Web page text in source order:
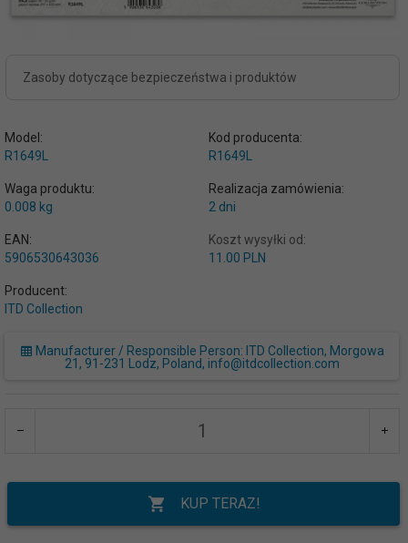
Zasoby dotyczące bezpieczeństwa i produktów
Model:
R1649L
Kod producenta:
R1649L
Waga produktu:
0.008 kg
Realizacja zamówienia:
2 dni
EAN:
5906530643036
Koszt wysyłki od:
11.00 PLN
Producent:
ITD Collection
Manufacturer / Responsible Person: ITD Collection, Morgowa
21, 91-231 Lodz, Poland, info@itdcollection.com
KUP TERAZ!